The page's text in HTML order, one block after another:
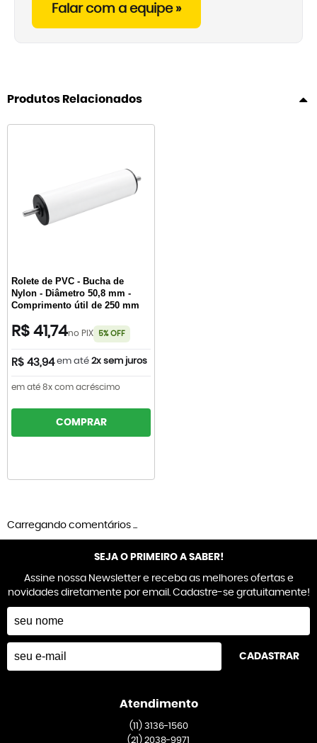
Falar com a equipe »
Produtos Relacionados
Rolete de PVC - Bucha de
Nylon - Diâmetro 50,8 mm -
Comprimento útil de 250 mm
R$ 41,74no PIX 5% OFF
R$ 43,94 em até 2x sem juros
em até 8x com acréscimo
COMPRAR
Carregando comentários ...
SEJA O PRIMEIRO A SABER!
Assine nossa Newsletter e receba as melhores ofertas e
novidades diretamente por email. Cadastre-se gratuitamente!
CADASTRAR
Atendimento
(11)3136-1560
(21) 2038-9971